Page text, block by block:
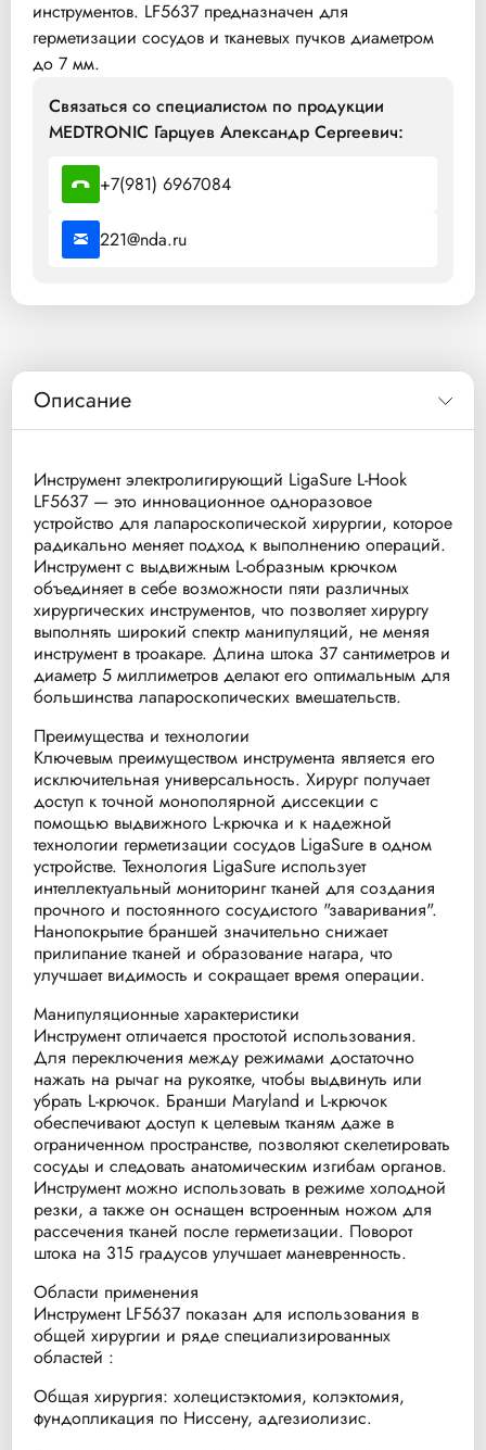
инструментов. LF5637 предназначен для
герметизации сосудов и тканевых пучков диаметром
до 7 мм.
Связаться со специалистом по продукции
MEDTRONIC Гарцуев Александр Сергеевич:
+7(981) 6967084
221@nda.ru
Описание
Инструмент электролигирующий LigaSure L-Hook
LF5637 — это инновационное одноразовое
устройство для лапароскопической хирургии, которое
радикально меняет подход к выполнению операций.
Инструмент с выдвижным L-образным крючком
объединяет в себе возможности пяти различных
хирургических инструментов, что позволяет хирургу
выполнять широкий спектр манипуляций, не меняя
инструмент в троакаре. Длина штока 37 сантиметров и
диаметр 5 миллиметров делают его оптимальным для
большинства лапароскопических вмешательств.
Преимущества и технологии
Ключевым преимуществом инструмента является его
исключительная универсальность. Хирург получает
доступ к точной монополярной диссекции с
помощью выдвижного L-крючка и к надежной
технологии герметизации сосудов LigaSure в одном
устройстве. Технология LigaSure использует
интеллектуальный мониторинг тканей для создания
прочного и постоянного сосудистого "заваривания".
Нанопокрытие браншей значительно снижает
прилипание тканей и образование нагара, что
улучшает видимость и сокращает время операции.
Манипуляционные характеристики
Инструмент отличается простотой использования.
Для переключения между режимами достаточно
нажать на рычаг на рукоятке, чтобы выдвинуть или
убрать L-крючок. Бранши Maryland и L-крючок
обеспечивают доступ к целевым тканям даже в
ограниченном пространстве, позволяют скелетировать
сосуды и следовать анатомическим изгибам органов.
Инструмент можно использовать в режиме холодной
резки, а также он оснащен встроенным ножом для
рассечения тканей после герметизации. Поворот
штока на 315 градусов улучшает маневренность.
Области применения
Инструмент LF5637 показан для использования в
общей хирургии и ряде специализированных
областей :
Общая хирургия: холецистэктомия, колэктомия,
фундопликация по Ниссену, адгезиолизис.